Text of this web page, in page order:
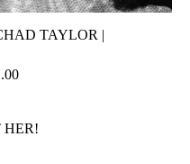
TAYLOR |
HER!